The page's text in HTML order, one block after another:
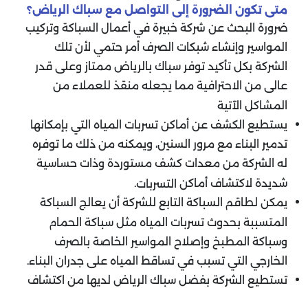
متى تكون الضرورة إلى التواصل مع سباك الرياض؟
ضرورة البحث عن شركة خبيرة في أعمال السباكة وتركيب
المواسير وإنشاء شبكات الصرف أمر حتمي لأن تلك
الشركة بكل تأكيد توفر سباك بالرياض ممتاز وعلى قدر
عالى من الاحترافية مما يجعله منقذ للعملاء من
المشاكل الآتية
يستطيع الكشف عن أماكن تسربات المياه التي بإمكانها
تدمير البناء مع مرور السنين، ويمكنه من ذلك ما توفره
له الشركة من معدات كشف مستوردة وذات حساسية
شديدة لاكتشاف أماكن التسربات.
يمكن لطاقم السباكة التابع للشركة أن يعالج السباكة
المتسببة بحدوث تسربات المياه مثل سباكة الحمام
وسباكة المطبخ وإصلاح المواسير الخاصة بالصرف
الخارجي التي تسبب في تساقط المياه على جدران البناء.
تستطيع الشركة بفضل سباك الرياض لديها من اكتشاف